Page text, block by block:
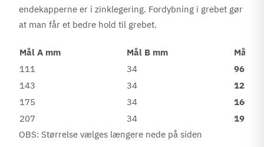
endekapperne er i zinklegering. Fordybning i grebet gør
at man får et bedre hold til grebet.
Mål A mm Mål B mm
Mål C
111
34
96
143
34
128
175
34
160
207
34
192
OBS: Størrelse vælges længere nede på siden